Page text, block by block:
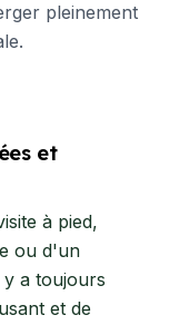
pleinement
et
à pied,
ou d'un
a toujours
et de